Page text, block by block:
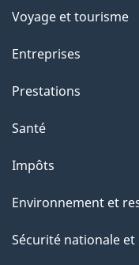
Voyage et tourisme
Entreprises
Prestations
Santé
Impôts
Environnement et
Sécurité nationale et